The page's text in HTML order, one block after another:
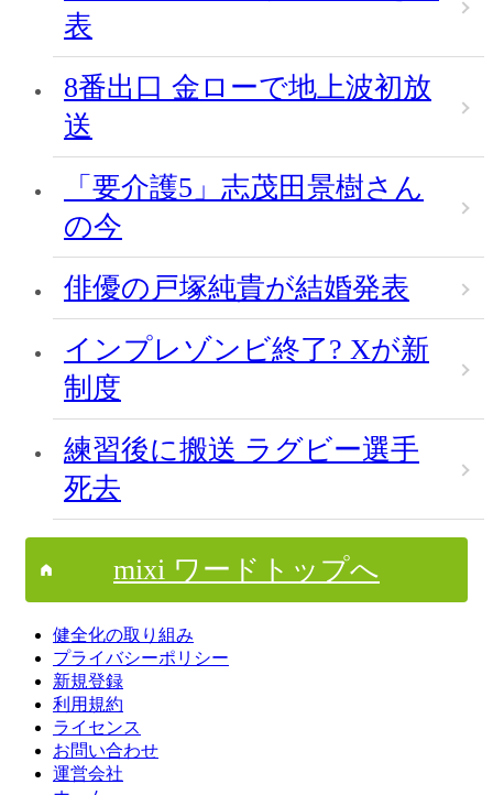
表
8番出口 金ローで地上波初放
送
「要介護5」志茂田景樹さん
の今
俳優の戸塚純貴が結婚発表
インプレゾンビ終了? Xが新
制度
練習後に搬送 ラグビー選手
死去
mixi ワードトップへ
健全化の取り組み
プライバシーポリシー
新規登録
利用規約
ライセンス
お問い合わせ
運営会社